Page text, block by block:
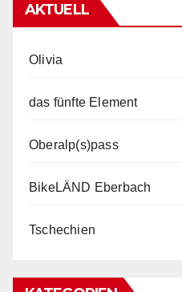
AKTUELL
Olivia
das fünfte Element
Oberalp(s)pass
BikeLÄND Eberbach
Tschechien